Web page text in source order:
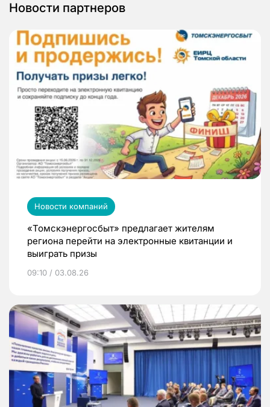
Новости партнеров
Новости компаний
«Томскэнергосбыт» предлагает жителям
региона перейти на электронные квитанции и
выиграть призы
09:10 / 03.08.26